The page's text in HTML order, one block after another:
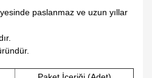
paslanmaz ve uzun yıllar